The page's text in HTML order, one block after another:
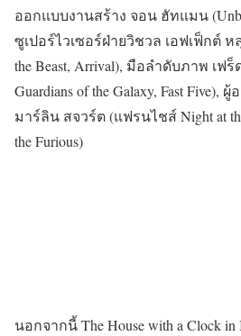
ออกแบบงานสร้าง จอน ฮัทแมน
ซูเปอร์ไวเซอร์ฝ่ายวิชวล เอฟเฟ็กต์ ห
the Beast, Arrival), มือลำดับภาพ เฟ
Guardians of the Galaxy, Fast Five),
มาร์ลิน สจวร์ต (แฟรนไชส์ Night at
the Furious)
นอกจากนี้ The House with a Clock